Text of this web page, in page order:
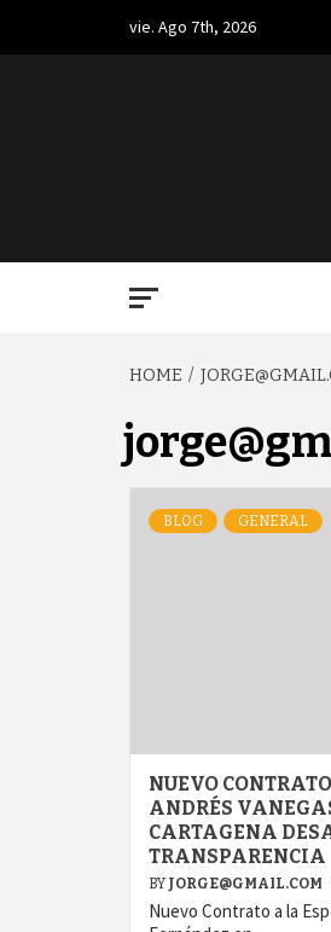
content
vie. Ago 7th, 2026
HOME
BLOG GENERAL
NUEVO
ANDRÉS
CARTAGENA
TRANSPARENCIA
BY JORGE@GMAIL.COM
Nuevo Contrato a la